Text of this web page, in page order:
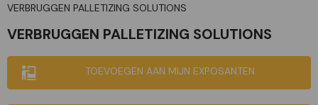
VERBRUGGEN PALLETIZING SOLUTIONS
VERBRUGGEN PALLETIZING SOLUTIONS
TOEVOEGEN AAN MIJN EXPOSANTEN